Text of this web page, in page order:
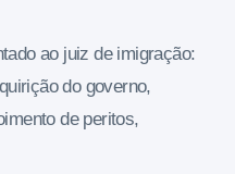
ao juiz de imigração:
do governo,
de peritos,